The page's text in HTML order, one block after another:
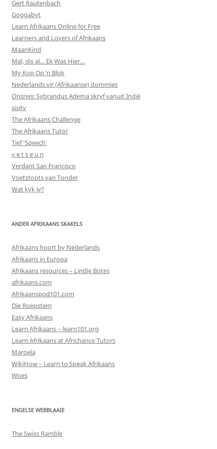
Gert Rautenbach
Goggabyt
Learn Afrikaans Online for Free
Learners and Lovers of Afrikaans
MaanKind
Mal, dis al… Ek Was Hier…
My Kop Op ‘n Blok
Nederlands vir (Afrikaanse) dommies
Onsreis: Sybrandus Adema skryf vanuit Indië
sisitv
The Afrikaans Challenge
The Afrikaans Tutor
Tief 'Speech'
v e t s e u n
Verdant San Francisco
Voetstoots van Tonder
Wat kyk jy?
ANDER AFRIKAANS SKAKELS
Afrikaans hoort by Nederlands
Afrikaans in Europa
Afrikaans resources – Lindie Botes
afrikaans.com
Afrikaanspod101.com
Die Roepstem
Easy Afrikaans
Learn Afrikaans – learn101.org
Learn Afrikaans at Africhance Tutors
Maroela
WikiHow – Learn to Speak Afrikaans
Woes
ENGELSE WEBBLAAIE
The Swiss Ramble